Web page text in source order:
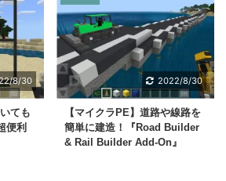
8/30
ても
便利
2022/8/30
【マイクラPE】道路や線路を
簡単に建造！『Road Builder
& Rail Builder Add-On』